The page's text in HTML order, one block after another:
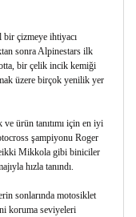
çizmeye ihtiyacı
sonra Alpinestars ilk
bir çelik incik kemiği
üzere birçok yenilik yer
ürün tanıtımı için en iyi
şampiyonu Roger
Mikkola gibi biniciler
hızla tanındı.
sonlarında motosiklet
koruma seviyeleri